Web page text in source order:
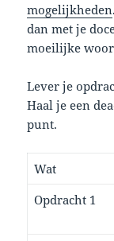
mogelijkheden
dan met je
moeilijke
Lever je
Haal je een
punt.
Wat
Opdracht 1